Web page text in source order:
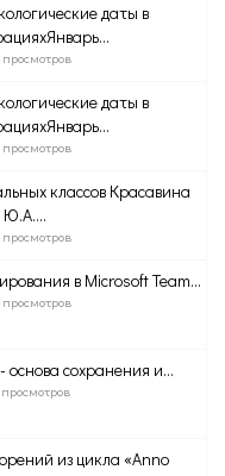
даты в
просмотров
даты в
классов Красавина
Ю.А....
просмотров
в Microsoft Team...
основа сохранения и...
просмотров
из цикла «Anno